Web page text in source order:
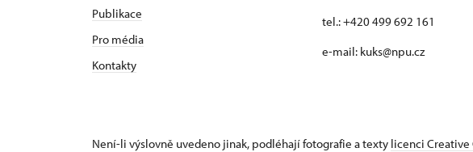
Publikace
Pro média
Kontakty
tel.: +420 499 692 161
e-mail: kuks@npu.cz
Není-li výslovně uvedeno jinak, podléhají fotografie a texty licenci Creative